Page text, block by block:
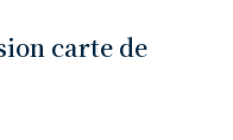
carte de